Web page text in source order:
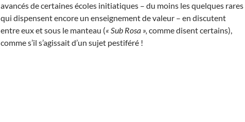
avancés de certaines écoles initiatiques – du moins les quelques rares
qui dispensent encore un enseignement de valeur – en discutent
entre eux et sous le manteau (« Sub Rosa », comme disent certains),
comme s’il s’agissait d’un sujet pestiféré !